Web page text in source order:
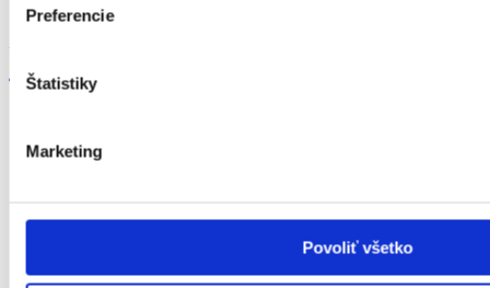
Preferencie
Štatistiky
Marketing
Povoliť všetko
Zistiť viac